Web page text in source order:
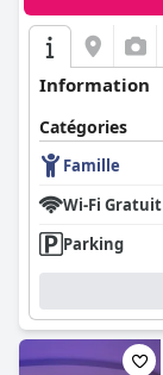
Information
Catégories
Famille
Wi-Fi Gratuit
Parking